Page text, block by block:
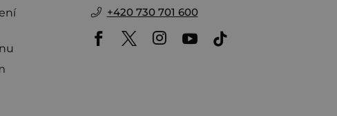
+420 730 701 600